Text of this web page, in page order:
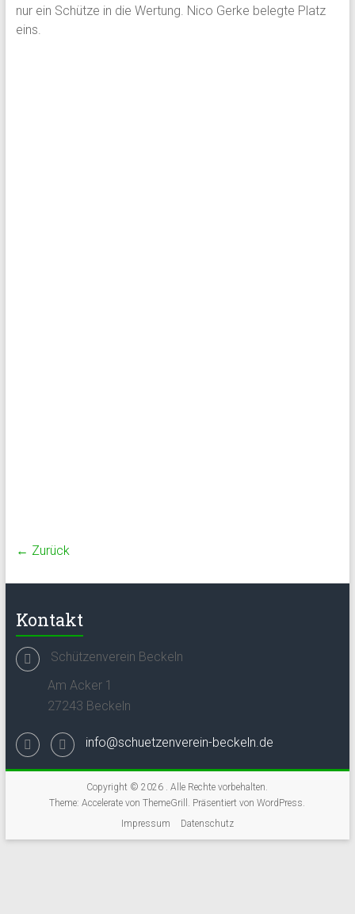
nur ein Schütze in die Wertung. Nico Gerke belegte Platz
eins.
← Zurück
Kontakt
Schützenverein Beckeln
Am Acker 1
27243 Beckeln
info@schuetzenverein-beckeln.de
Copyright © 2026
. Alle Rechte vorbehalten.
Theme:Accelerate von ThemeGrill. Präsentiert vonWordPress
Impressum
Datenschutz